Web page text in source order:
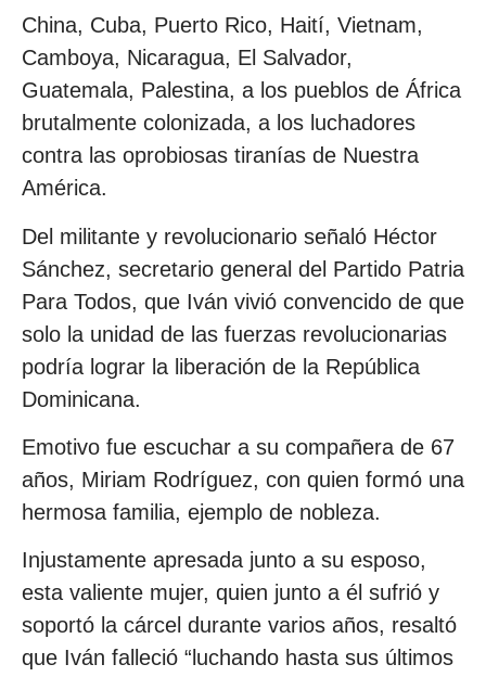
China, Cuba, Puerto Rico, Haití, Vietnam,
Camboya, Nicaragua, El Salvador,
Guatemala, Palestina, a los pueblos de África
brutalmente colonizada, a los luchadores
contra las oprobiosas tiranías de Nuestra
América.
Del militante y revolucionario señaló Héctor
Sánchez, secretario general del Partido Patria
Para Todos, que Iván vivió convencido de que
solo la unidad de las fuerzas revolucionarias
podría lograr la liberación de la República
Dominicana.
Emotivo fue escuchar a su compañera de 67
años, Miriam Rodríguez, con quien formó una
hermosa familia, ejemplo de nobleza.
Injustamente apresada junto a su esposo,
esta valiente mujer, quien junto a él sufrió y
soportó la cárcel durante varios años, resaltó
que Iván falleció “luchando hasta sus últimos